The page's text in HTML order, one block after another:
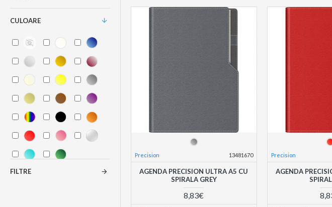
CULOARE
FILTRE
Precision 13481670
AGENDA PRECISION ULTRA A5 CU
SPIRALA GREY
8,83€
Precision
AGENDA